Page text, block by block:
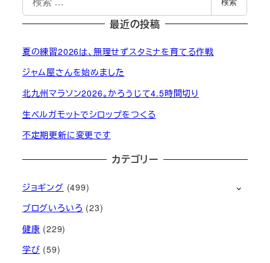
索
検索
最近の投稿
夏の練習2026は、無理せずスタミナを育てる作戦
ジャム屋さんを始めました
北九州マラソン2026。かろうじて4.5時間切り
生ベルガモットでシロップをつくる
不定期更新に変更です
カテゴリー
ジョギング (499)
ブログいろいろ (23)
健康 (229)
学び (59)